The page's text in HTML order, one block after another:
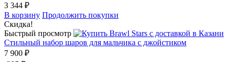
3 344 ₽
В корзину Продолжить покупки
Скидка!
Быстрый просмотр
Стильный набор шаров для мальчика с джойстиком
7 900 ₽